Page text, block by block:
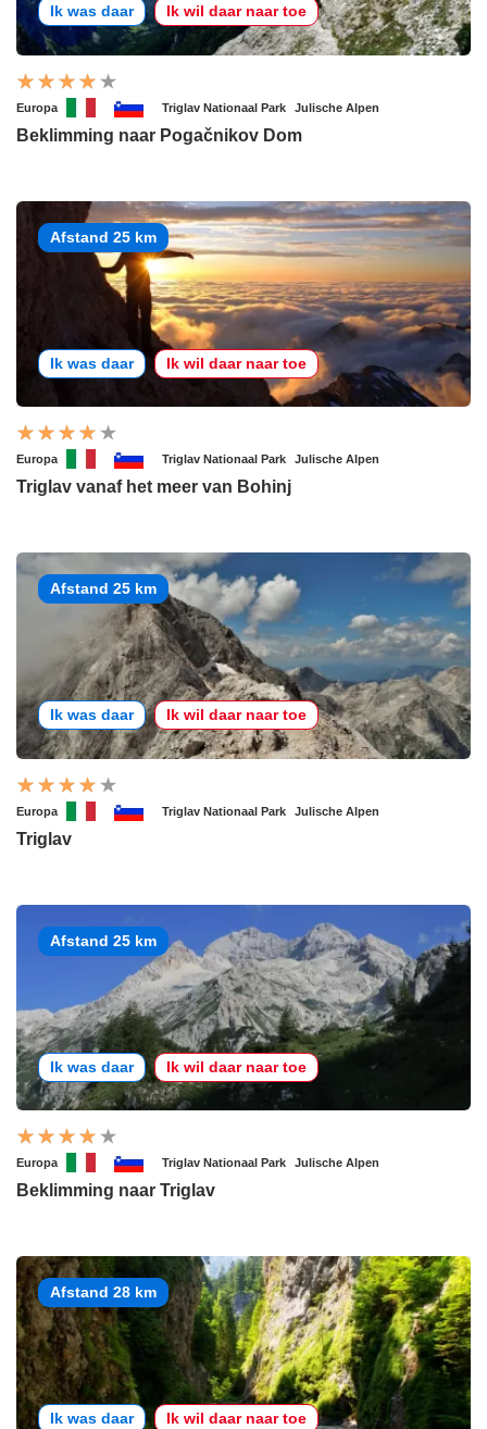
Ik was daar Ik wil daar naar toe
Europa Triglav Nationaal Park Julische Alpen
Beklimming naar Pogačnikov Dom
Afstand 25 km
Ik was daar Ik wil daar naar toe
Europa Triglav Nationaal Park Julische Alpen
Triglav vanaf het meer van Bohinj
Afstand 25 km
Ik was daar Ik wil daar naar toe
Europa Triglav Nationaal Park Julische Alpen
Triglav
Afstand 25 km
Ik was daar Ik wil daar naar toe
Europa Triglav Nationaal Park Julische Alpen
Beklimming naar Triglav
Afstand 28 km
Ik was daar Ik wil daar naar toe